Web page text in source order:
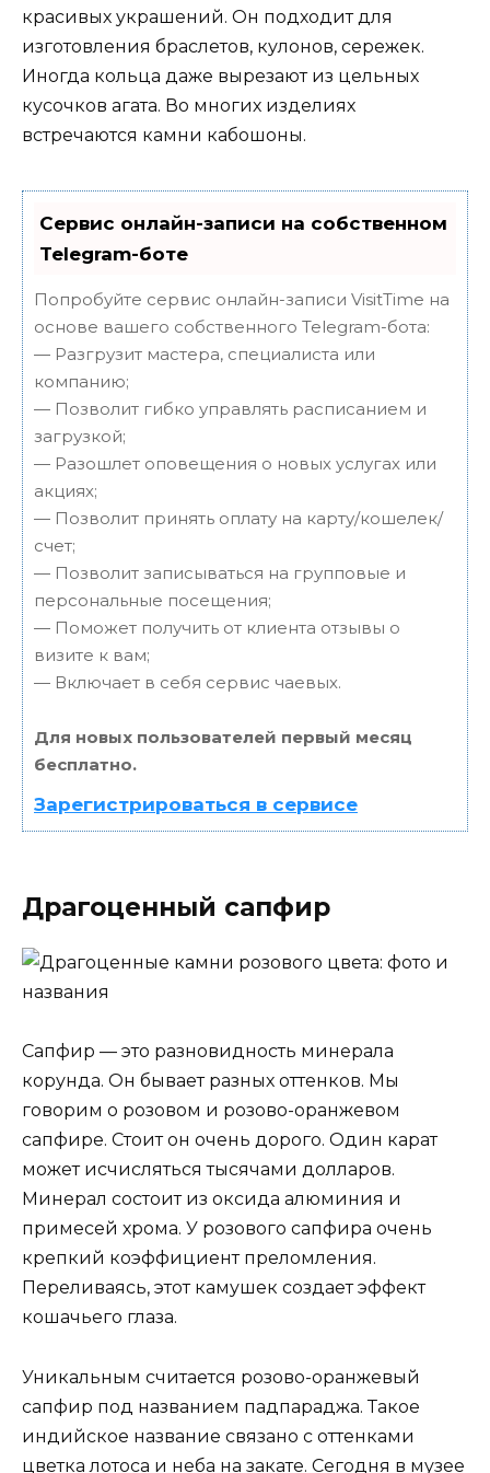
красивых украшений. Он подходит для
изготовления браслетов, кулонов, сережек.
Иногда кольца даже вырезают из цельных
кусочков агата. Во многих изделиях
встречаются камни кабошоны.
Сервис онлайн-записи на собственном
Telegram-боте
Попробуйте сервис онлайн-записи VisitTime на
основе вашего собственного Telegram-бота:
— Разгрузит мастера, специалиста или
компанию;
— Позволит гибко управлять расписанием и
загрузкой;
— Разошлет оповещения о новых услугах или
акциях;
— Позволит принять оплату на карту/кошелек/
счет;
— Позволит записываться на групповые и
персональные посещения;
— Поможет получить от клиента отзывы о
визите к вам;
— Включает в себя сервис чаевых.
Для новых пользователей первый месяц
бесплатно.
Зарегистрироваться в сервисе
Драгоценный сапфир
Сапфир — это разновидность минерала
корунда. Он бывает разных оттенков. Мы
говорим о розовом и розово-оранжевом
сапфире. Стоит он очень дорого. Один карат
может исчисляться тысячами долларов.
Минерал состоит из оксида алюминия и
примесей хрома. У розового сапфира очень
крепкий коэффициент преломления.
Переливаясь, этот камушек создает эффект
кошачьего глаза.
Уникальным считается розово-оранжевый
сапфир под названием падпараджа. Такое
индийское название связано с оттенками
цветка лотоса и неба на закате. Сегодня в музее